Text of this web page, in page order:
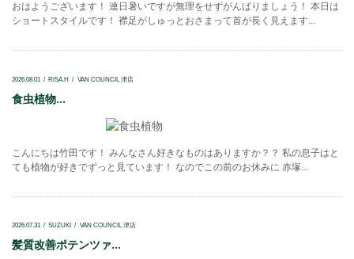
おはようございます！ 連日暑いですが無理をせずがんばりましょう！ 本日は
ショートスタイルです！ 襟足がしゅっとおさまって首が長く見えます...
2026.08.01 RISA.H VAN COUNCIL 津店
食虫植物...
こんにちは竹田です！ みんなさん好きなものはありますか？？ 私の息子はと
ても植物が好きでずっと見ています！ なのでこの前のお休みに 赤塚...
2026.07.31 SUZUKI VAN COUNCIL 津店
髪質改善ポテンツァ...